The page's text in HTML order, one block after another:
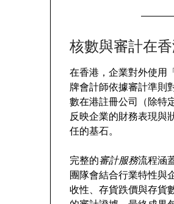
核數與審計在
在香港，企業對外使用
牌會計師依據審計準則
數在港註冊公司（除特
反映企業的財務表現與
任的基石。
完整的審計服務流程涵
團隊會結合行業特性與
收性、存貨跌價與存貨